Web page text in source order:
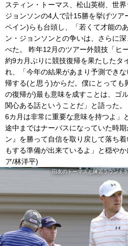
スティン・トーマス、松山英樹、世
ジョンソンの4人で計15勝を挙げツア
ペイン)らも台頭し、「若くて才能の
ン・ジョンソンとの争いは、さらに
べた。 昨年12月のツアー外競技「ヒ
約9カ月ぶりに競技復帰を果たしたタ
れ、「今年の結果があまり予測でき
帰する(と思う)からだ。僕にとっても
の復帰が)最も意味を成すことは、ゴ
関心ある話ということだ」と語った
6カ月は非常に重要な意味を持つよ」
途中まではナーバスになっていた時
ン』を勝って自信を取り戻して落ち
もする準備が出来ているよ」と穏や
ア/林洋平)
旧友のトーマスと練習ラウンド